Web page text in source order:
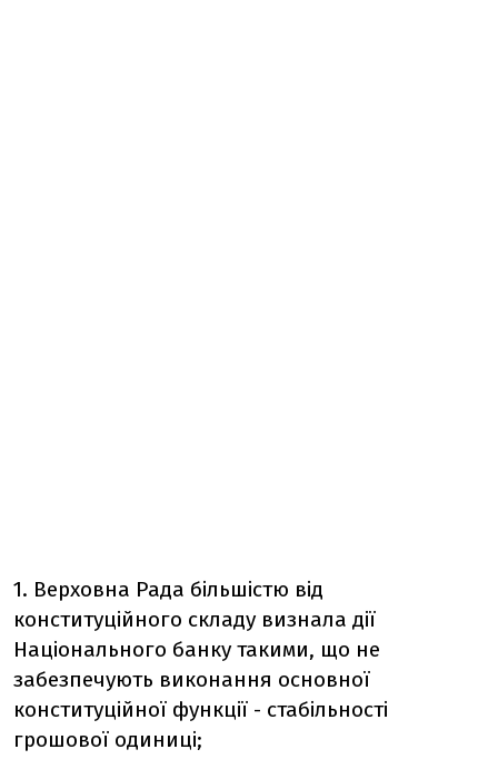
1. Верховна Рада більшістю від
конституційного складу визнала дії
Національного банку такими, що не
забезпечують виконання основної
конституційної функції - стабільності
грошової одиниці;